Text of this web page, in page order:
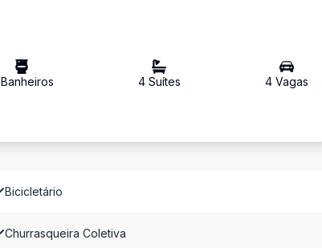
Banheiros 4Suítes 4Vagas
Bicicletário
Churrasqueira Coletiva